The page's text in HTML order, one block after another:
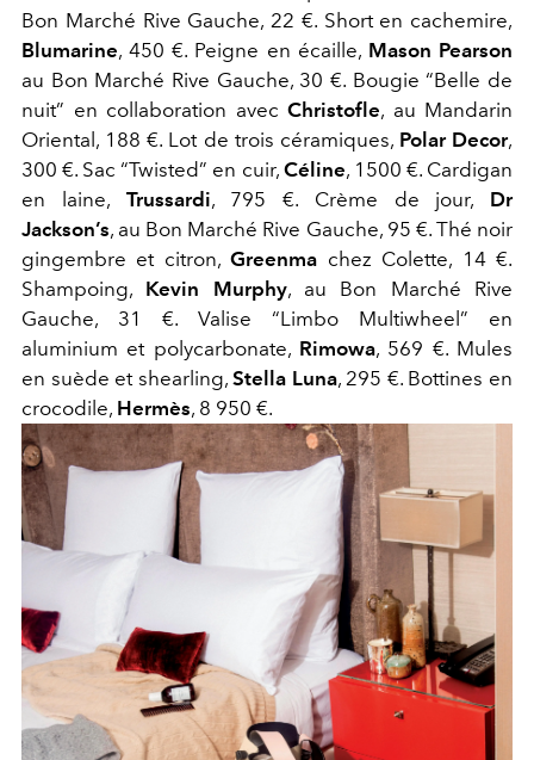
Bon Marché Rive Gauche, 22 €. Short en cachemire,
Blumarine, 450 €. Peigne en écaille, Mason Pearson
au Bon Marché Rive Gauche, 30 €. Bougie “Belle de
nuit” en collaboration avec Christofle, au Mandarin
Oriental, 188 €. Lot de trois céramiques, Polar Decor,
300 €. Sac “Twisted” en cuir, Céline, 1500 €. Cardigan
en laine, Trussardi, 795 €. Crème de jour, Dr
Jackson’s, au Bon Marché Rive Gauche, 95 €. Thé noir
gingembre et citron,Greenma chez Colette, 14 €.
Shampoing, Kevin Murphy, au Bon Marché Rive
Gauche, 31 €. Valise “Limbo Multiwheel” en
aluminium et polycarbonate, Rimowa, 569 €. Mules
en suède et shearling,Stella Luna, 295 €. Bottines en
crocodile, Hermès, 8 950 €.